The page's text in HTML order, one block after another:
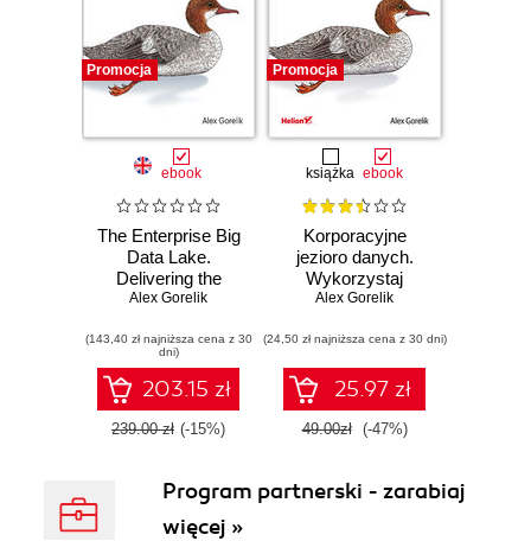
Promocja
ebook
The Enterprise Big
Data Lake.
Delivering the
Promise of Big
Science
Alex Gorelik
(143,40 zł najniższa cena z 30
dni)
203.15 zł
239.00 zł (-15%)
Promocja
książka ebook
Korporacyjne
jezioro danych.
Wykorzystaj
potencjał big data
organizacji
Alex Gorelik
(24,50 zł najniższa cena z 30 dni)
25.97 zł
49.00zł (-47%)
Program partnerski - zarabiaj
więcej »